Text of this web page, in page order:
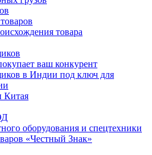
товара
ваш конкурент
в Индии под ключ для
Китая
оборудования и спецтехники
«Честный Знак»